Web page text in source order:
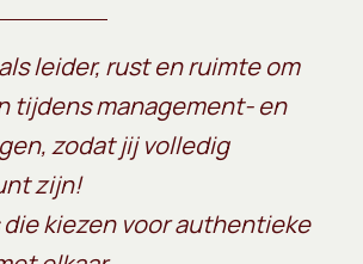
leider, rust en ruimte om
tijdens management- en
zodat jij volledig
zijn!
die kiezen voor authentieke